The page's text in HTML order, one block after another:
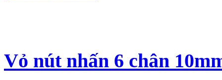
Vỏ nút nhấn 6 chân